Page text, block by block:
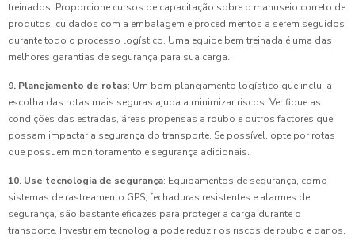
treinados. Proporcione cursos de capacitação sobre o manuseio correto de
produtos, cuidados com a embalagem e procedimentos a serem seguidos
durante todo o processo logístico. Uma equipe bem treinada é uma das
melhores garantias de segurança para sua carga.
9. Planejamento de rotas: Um bom planejamento logístico que inclui a
escolha das rotas mais seguras ajuda a minimizar riscos. Verifique as
condições das estradas, áreas propensas a roubo e outros factores que
possam impactar a segurança do transporte. Se possível, opte por rotas
que possuem monitoramento e segurança adicionais.
10. Use tecnologia de segurança: Equipamentos de segurança, como
sistemas de rastreamento GPS, fechaduras resistentes e alarmes de
segurança, são bastante eficazes para proteger a carga durante o
transporte. Investir em tecnologia pode reduzir os riscos de roubo e danos,